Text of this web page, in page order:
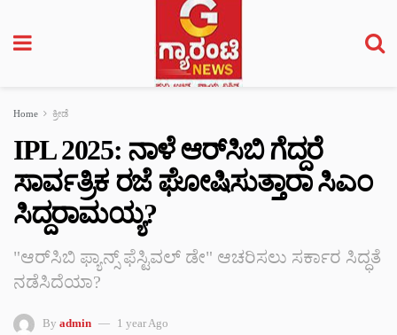
Home ಕ್ರೀಡೆ
IPL 2025: ನಾಳೆ ಆರ್‌ಸಿಬಿ ಗೆದ್ದರೆ
ಸಾರ್ವತ್ರಿಕ ರಜೆ ಘೋಷಿಸುತ್ತಾರಾ ಸಿಎಂ
ಸಿದ್ದರಾಮಯ್ಯ?
"ಆರ್‌ಸಿಬಿ ಫ್ಯಾನ್ಸ್ ಫೆಸ್ಟಿವಲ್ ಡೇ" ಆಚರಿಸಲು ಸರ್ಕಾರ ಸಿದ್ಧತೆ
ನಡೆಸಿದೆಯಾ?
By admin 1 year Ago